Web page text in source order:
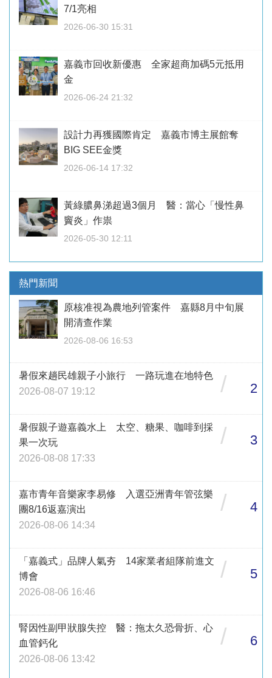
7/1亮相
2026-06-30 15:31
嘉義市回收新優惠 全家超商加碼5元抵用
金
2026-06-24 21:32
設計力再獲國際肯定 嘉義市博主展館奪
BIG SEE金獎
2026-06-14 17:32
黃綠膿鼻涕超過3個月 醫：當心「慢性鼻
竇炎」作祟
2026-05-30 12:11
熱門新聞
原核准視為農地列管案件 嘉縣8月中旬展
開清查作業
2026-08-06 16:53
暑假來趟民雄親子小旅行 一路玩進在地特色
2026-08-07 19:12
/ 2
暑假親子遊嘉義水上 太空、糖果、咖啡到採
果一次玩
2026-08-08 17:33
/ 3
嘉市青年音樂家李易修 入選亞洲青年管弦樂
團8/16返嘉演出
2026-08-06 14:34
/ 4
「嘉義式」品牌人氣夯 14家業者組隊前進文
博會
2026-08-06 16:46
/ 5
腎因性副甲狀腺失控 醫：拖太久恐骨折、心
血管鈣化
2026-08-06 13:42
/ 6